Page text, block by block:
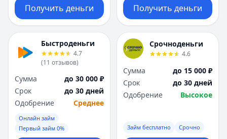
Получить деньги Получить деньги
Быстроденьги
4.7
(11 отзывов)
Сумма
до 30 000 ₽
Срок
до 30 дней
Одобрение
Среднее
Онлайн займ
Первый займ 0%
Срочноденьги
4.6
Сумма
до 15 000 ₽
Срок
до 30 дней
Одобрение
Высокое
Займ бесплатно Срочно